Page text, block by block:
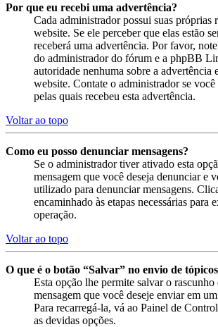
Por que eu recebi uma advertência?
Cada administrador possui suas próprias
website. Se ele perceber que elas estão
receberá uma advertência. Por favor,
do administrador do fórum e a phpBB
autoridade nenhuma sobre a advertência
website. Contate o administrador se você
pelas quais recebeu esta advertência.
Voltar ao topo
Como eu posso denunciar mensagens?
Se o administrador tiver ativado esta
mensagem que você deseja denunciar e
utilizado para denunciar mensagens.
encaminhado às etapas necessárias para
operação.
Voltar ao topo
O que é o botão “Salvar” no envio de
Esta opção lhe permite salvar o rascunho
mensagem que você deseje enviar em
Para recarregá-la, vá ao Painel de
as devidas opções.